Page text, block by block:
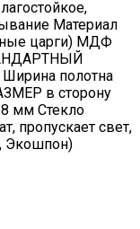
Материал
царги) МДФ
полотна
в сторону
мм Стекло
пропускает свет,
Экошпон)